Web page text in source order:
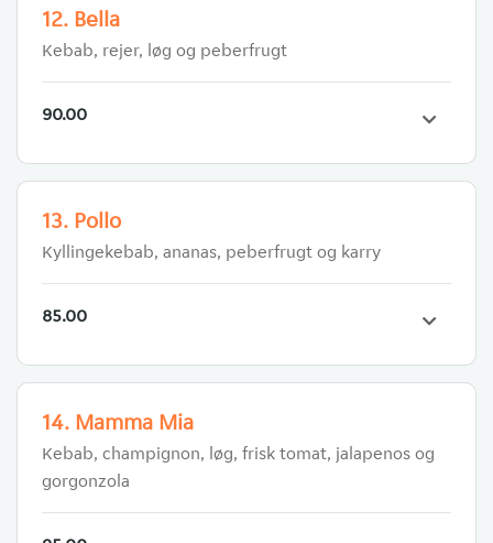
12. Bella
Kebab, rejer, løg og peberfrugt
90.00
13. Pollo
Kyllingekebab, ananas, peberfrugt og karry
85.00
14. Mamma Mia
Kebab, champignon, løg, frisk tomat, jalapenos og
gorgonzola